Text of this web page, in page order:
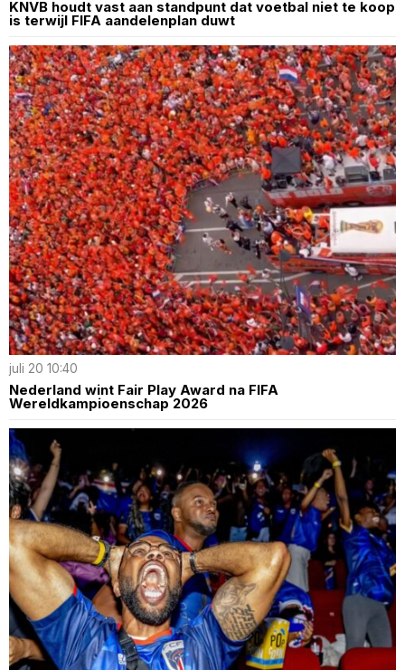
KNVB houdt vast aan standpunt dat voetbal niet te koop
is terwijl FIFA aandelenplan duwt
juli 20 10:40
Nederland wint Fair Play Award na FIFA
Wereldkampioenschap 2026